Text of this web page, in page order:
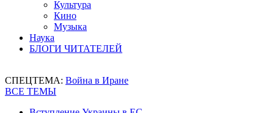
Культура
Кино
Музыка
Наука
БЛОГИ ЧИТАТЕЛЕЙ
СПЕЦТЕМА: Война в Иране
ВСЕ ТЕМЫ